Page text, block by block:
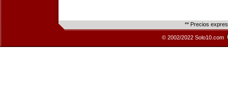
** Precios
© 2002/2022 Solo10.com